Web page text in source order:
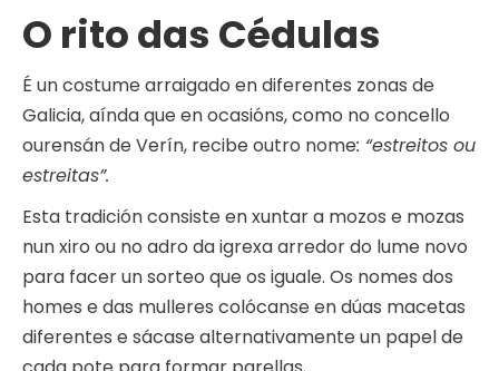
O rito das Cédulas
É un costume arraigado en diferentes zonas de
Galicia, aínda que en ocasións, como no concello
ourensán de Verín, recibe outro nome: “estreitos ou
estreitas”.
Esta tradición consiste en xuntar a mozos e mozas
nun xiro ou no adro da igrexa arredor do lume novo
para facer un sorteo que os iguale. Os nomes dos
homes e das mulleres colócanse en dúas macetas
diferentes e sácase alternativamente un papel de